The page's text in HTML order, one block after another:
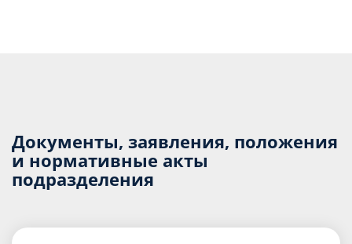
Документы, заявления, положения
и нормативные акты
подразделения